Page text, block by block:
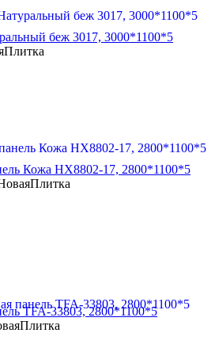
беж 3017, 3000*1100*5
Кожа HX8802-17, 2800*1100*5
TFA-33803, 2800*1100*5